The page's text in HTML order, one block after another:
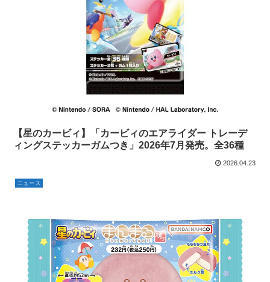
【星のカービィ】「カービィのエアライダー トレーデ
ィングステッカーガムつき」2026年7月発売。全36種
2026.04.23
ニュース